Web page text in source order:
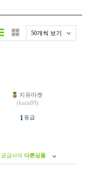
50개씩 보기
지유마켓
(kazia99)
1 등급
공급사의 다른상품